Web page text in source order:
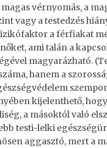
vérnyomás, a
vagy a testedzés
a férfiakat
ami talán a
magyarázható.
hanem a
kijelenthető,
a másoktól való
testi-lelki
aggasztó, mert a